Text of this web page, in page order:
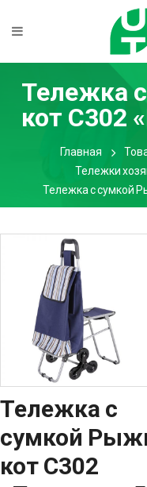
Тележка
кот С302
Главная
Тележки
Тележка с сумкой
Тележка с
сумкой
кот С302